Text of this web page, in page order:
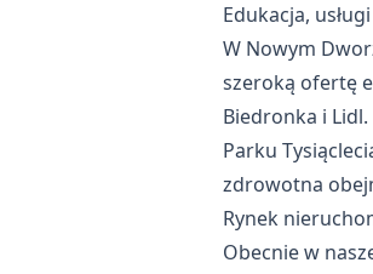
Edukacja,
W Nowym
szeroką ofertę
Biedronka i
Parku
zdrowotna
Rynek
Obecnie w